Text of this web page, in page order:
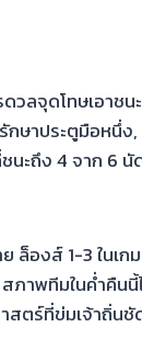
ลจุดโทษเอาชน
กษาประตูมือห
ะถึง 4 จาก 6
องส์ 1-3 ในเก
าพทีมในค่ำคืน
ตร์ที่ข่มเจ้าถิ่นชั